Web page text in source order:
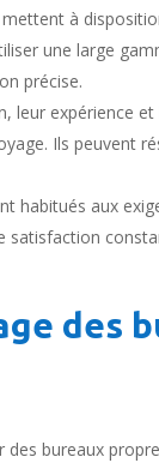
à
une large
précise.
leur expérience
Ils peuvent
habitués aux
satisfaction
des
bureaux